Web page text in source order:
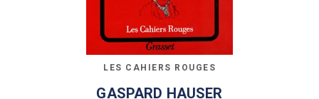
LES CAHIERS ROUGES
GASPARD HAUSER